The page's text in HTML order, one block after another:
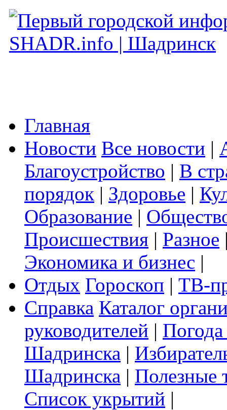
Главная
Новости Все новости |
Благоустройство | В
порядок | Здоровье |
Образование |
Происшествия | Разное
Экономика и бизнес |
Отдых Гороскоп | ТВ-
Справка Каталог
руководителей |
Шадринска |
Шадринска | Полезные
Список укрытий |